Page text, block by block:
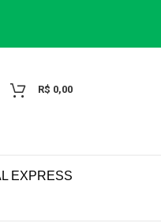
R$ 0,00
EXPRESS